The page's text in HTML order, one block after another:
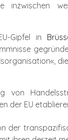
Gipfel in
von
der EU
der